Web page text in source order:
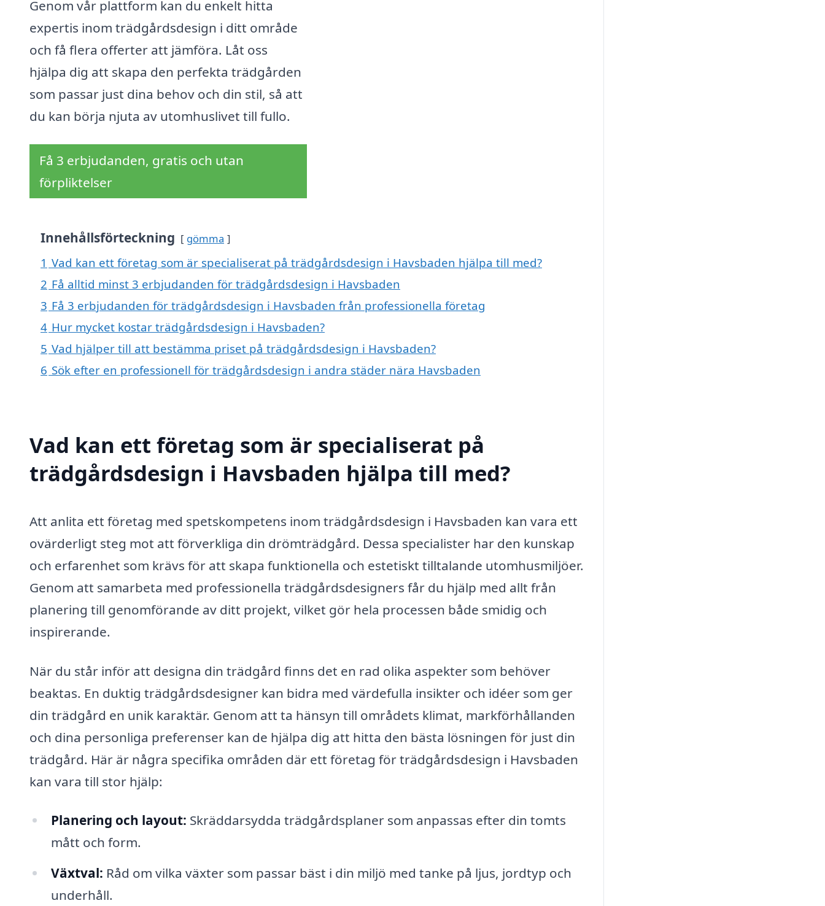
Genom vår plattform kan du enkelt hitta
expertis inom trädgårdsdesign i ditt område
och få flera offerter att jämföra. Låt oss
hjälpa dig att skapa den perfekta trädgården
som passar just dina behov och din stil, så att
du kan börja njuta av utomhuslivet till fullo.
Få 3 erbjudanden, gratis och utan
förpliktelser
Innehållsförteckning gömma
1 Vad kan ett företag som är specialiserat på trädgårdsdesign i Havsbaden hjälpa till med?
2 Få alltid minst 3 erbjudanden för trädgårdsdesign i Havsbaden
3 Få 3 erbjudanden för trädgårdsdesign i Havsbaden från professionella företag
4 Hur mycket kostar trädgårdsdesign i Havsbaden?
5 Vad hjälper till att bestämma priset på trädgårdsdesign i Havsbaden?
6 Sök efter en professionell för trädgårdsdesign i andra städer nära Havsbaden
Vad kan ett företag som är specialiserat på
trädgårdsdesign i Havsbaden hjälpa till med?
Att anlita ett företag med spetskompetens inom trädgårdsdesign i Havsbaden kan vara ett
ovärderligt steg mot att förverkliga din drömträdgård. Dessa specialister har den kunskap
och erfarenhet som krävs för att skapa funktionella och estetiskt tilltalande utomhusmiljöer.
Genom att samarbeta med professionella trädgårdsdesigners får du hjälp med allt från
planering till genomförande av ditt projekt, vilket gör hela processen både smidig och
inspirerande.
När du står inför att designa din trädgård finns det en rad olika aspekter som behöver
beaktas. En duktig trädgårdsdesigner kan bidra med värdefulla insikter och idéer som ger
din trädgård en unik karaktär. Genom att ta hänsyn till områdets klimat, markförhållanden
och dina personliga preferenser kan de hjälpa dig att hitta den bästa lösningen för just din
trädgård. Här är några specifika områden där ett företag för trädgårdsdesign i Havsbaden
kan vara till stor hjälp:
Planering och layout: Skräddarsydda trädgårdsplaner som anpassas efter din tomts
mått och form.
Växtval: Råd om vilka växter som passar bäst i din miljö med tanke på ljus, jordtyp och
underhåll.